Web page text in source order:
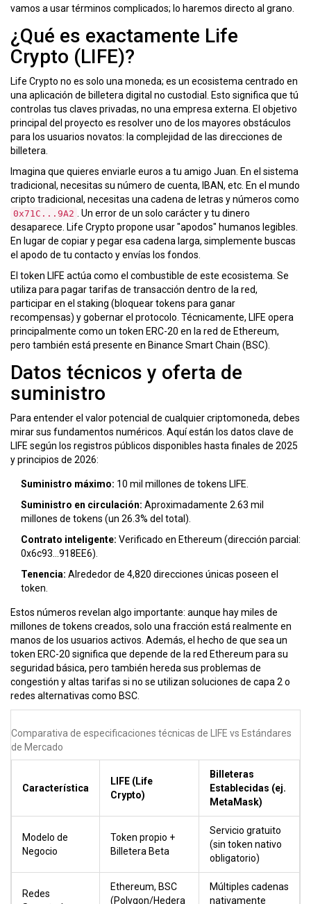
vamos a usar términos complicados; lo haremos directo al grano.
¿Qué es exactamente Life
Crypto (LIFE)?
Life Crypto no es solo una moneda; es un ecosistema centrado en
una aplicación de billetera digital no custodial. Esto significa que tú
controlas tus claves privadas, no una empresa externa. El objetivo
principal del proyecto es resolver uno de los mayores obstáculos
para los usuarios novatos: la complejidad de las direcciones de
billetera.
Imagina que quieres enviarle euros a tu amigo Juan. En el sistema
tradicional, necesitas su número de cuenta, IBAN, etc. En el mundo
cripto tradicional, necesitas una cadena de letras y números como
0x71C...9A2
. Un error de un solo carácter y tu dinero
desaparece. Life Crypto propone usar "apodos" humanos legibles.
En lugar de copiar y pegar esa cadena larga, simplemente buscas
el apodo de tu contacto y envías los fondos.
El token LIFE actúa como el combustible de este ecosistema. Se
utiliza para pagar tarifas de transacción dentro de la red,
participar en el staking (bloquear tokens para ganar
recompensas) y gobernar el protocolo. Técnicamente, LIFE opera
principalmente como un token ERC-20 en la red de Ethereum,
pero también está presente en Binance Smart Chain (BSC).
Datos técnicos y oferta de
suministro
Para entender el valor potencial de cualquier criptomoneda, debes
mirar sus fundamentos numéricos. Aquí están los datos clave de
LIFE según los registros públicos disponibles hasta finales de 2025
y principios de 2026:
Suministro máximo: 10 mil millones de tokens LIFE.
Suministro en circulación: Aproximadamente 2.63 mil
millones de tokens (un 26.3% del total).
Contrato inteligente: Verificado en Ethereum (dirección parcial:
0x6c93...918EE6).
Tenencia: Alrededor de 4,820 direcciones únicas poseen el
token.
Estos números revelan algo importante: aunque hay miles de
millones de tokens creados, solo una fracción está realmente en
manos de los usuarios activos. Además, el hecho de que sea un
token ERC-20 significa que depende de la red Ethereum para su
seguridad básica, pero también hereda sus problemas de
congestión y altas tarifas si no se utilizan soluciones de capa 2 o
redes alternativas como BSC.
Comparativa de especificaciones técnicas de LIFE vs Estándares
de Mercado
Característica
LIFE (Life
Crypto)
Billeteras
Establecidas (ej.
MetaMask)
Modelo de
Negocio
Token propio +
Billetera Beta
Servicio gratuito
(sin token nativo
obligatorio)
Redes
Ethereum, BSC
(Polygon/Hedera
Múltiples cadenas
nativamente